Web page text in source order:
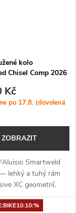
kolo
Chisel Comp 2026
Kč
po 17.8. (dovolená
ZOBRAZIT
Smartweld
lehký a tuhý rám
XC geometrií,
zdvihu a